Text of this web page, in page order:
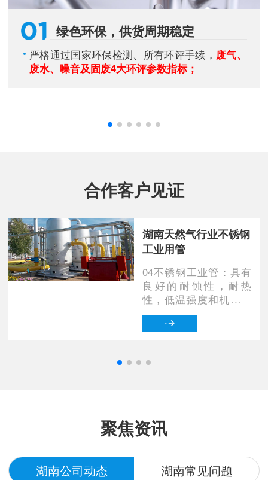
绿色环保，供货周期稳定
严格通过国家环保检测、所有环评手续， 废气、
废水、噪音及固废4大环评参数指标；
合作客户见证
湖南天然气行业不锈钢
工业用管
04不锈钢工业管：具有
良好的耐蚀性，耐热
性，低温强度和机械特
性，冲压，弯曲等热
聚焦资讯
湖南公司动态 湖南常见问题